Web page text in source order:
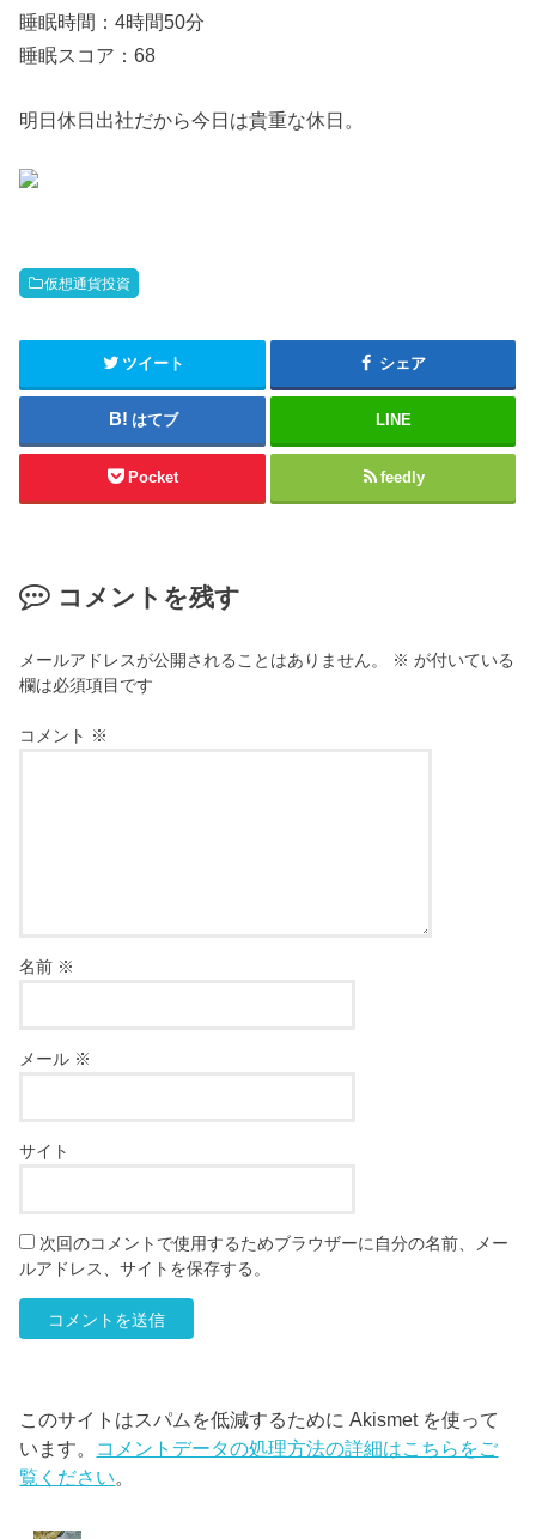
睡眠時間：4時間50分
睡眠スコア：68
明日休日出社だから今日は貴重な休日。
仮想通貨投資
ツイート シェア
はてブ LINE
Pocket feedly
コメントを残す
メールアドレスが公開されることはありません。 ※ が付いている
欄は必須項目です
コメント ※
名前 ※
メール ※
サイト
次回のコメントで使用するためブラウザーに自分の名前、メー
ルアドレス、サイトを保存する。
このサイトはスパムを低減するために Akismet を使って
います。 コメントデータの処理方法の詳細はこちらをご
覧ください。